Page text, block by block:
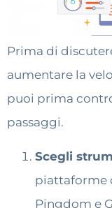
Prima di
aumentare la
puoi prima
passaggi.
Scegli
piattaforme
Pingdom e